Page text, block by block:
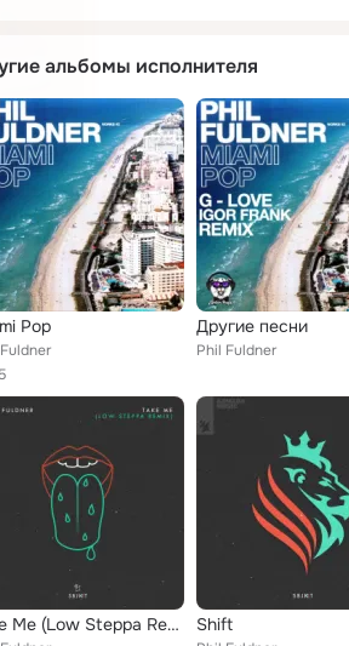
альбомы исполнителя
Pop Другие песни
Phil Fuldner
Take Me (Low Steppa Remix) Shift